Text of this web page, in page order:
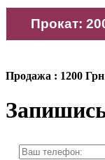
Продажа : 1200 Грн